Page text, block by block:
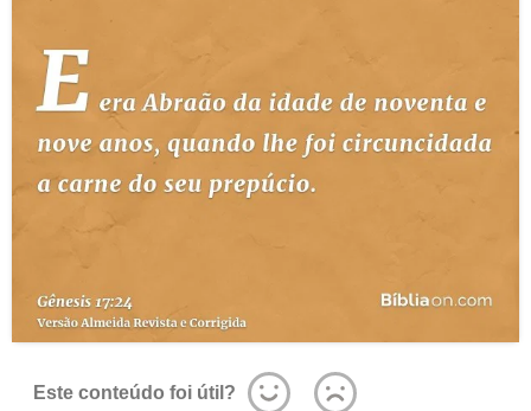
Este conteúdo foi útil?